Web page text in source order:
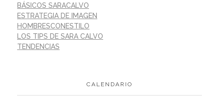
BÁSICOS SARACALVO
ESTRATEGIA DE IMAGEN
HOMBRESCONESTILO
LOS TIPS DE SARA CALVO
TENDENCIAS
CALENDARIO